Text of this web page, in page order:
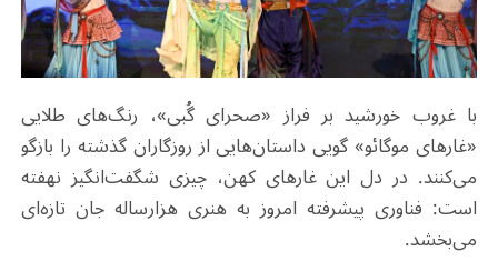
با غروب خورشید بر فراز «صحرای گُبی»، رنگ‌های طلایی
«غارهای موگائو» گویی داستان‌هایی از روزگاران گذشته را بازگو
می‌کنند. در دل این غارهای کهن، چیزی شگفت‌انگیز نهفته
است: فناوری پیشرفته امروز به هنری هزارساله جان تازه‌ای
می‌بخشد.